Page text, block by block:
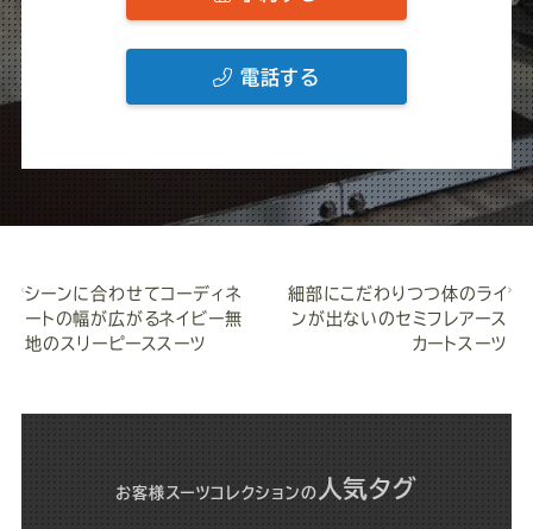
電話する
シーンに合わせてコーディネ
ートの幅が広がるネイビー無
地のスリーピーススーツ
細部にこだわりつつ体のライ
ンが出ないのセミフレアース
カートスーツ
お客様スーツコレクションの 人気タグ